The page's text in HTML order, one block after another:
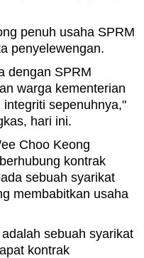
penuh usaha SPRM
penyelewengan.
dengan SPRM
warga kementerian
sepenuhnya,"
hari ini.
Choo Keong
kontrak
sebuah syarikat
membabitkan usaha
sebuah syarikat
kontrak